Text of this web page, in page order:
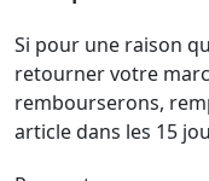
Si pour une raison
retourner votre
rembourserons,
article dans les 15